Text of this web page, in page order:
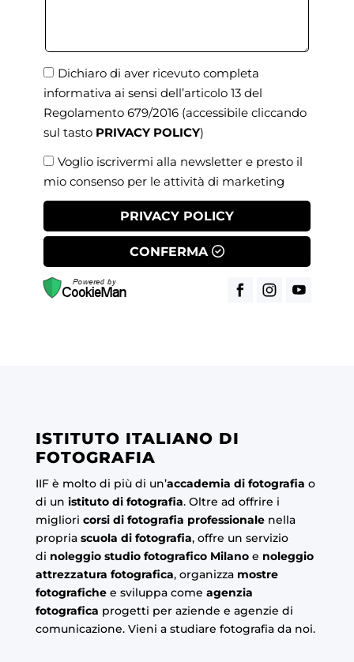
Dichiaro di aver ricevuto completa
informativa ai sensi dell’articolo 13 del
Regolamento 679/2016 (accessibile cliccando
sul tasto PRIVACY POLICY)
Voglio iscrivermi alla newsletter e presto il
mio consenso per le attività di marketing
PRIVACY POLICY
CONFERMA
ISTITUTO ITALIANO DI
FOTOGRAFIA
IIF è molto di più di un’accademia di fotografia o
di un istituto di fotografia. Oltre ad offrire i
migliori corsi di fotografia professionalenella
propria scuola di fotografia, offre un servizio
di noleggio studio fotografico Milano e noleggio
attrezzatura fotografica, organizza mostre
fotografichee sviluppa come agenzia
fotografica progetti per aziende e agenzie di
comunicazione. Vieni a studiare fotografia da noi.